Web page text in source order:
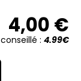
4,00 €
: 4.99€